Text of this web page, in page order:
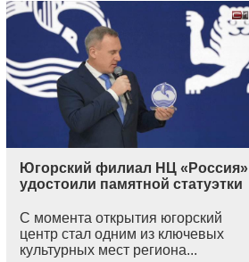
Югорский филиал НЦ «Россия»
удостоили памятной статуэтки
С момента открытия югорский
центр стал одним из ключевых
культурных мест региона...